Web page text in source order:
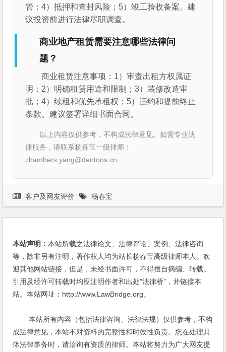
管；4）抵押和查封风险；5）竣工验收备案。建
议投资前进行法律尽职调查。
商业地产租赁需要注意哪些法律问
题？
商业租赁注意事项：1）审查出租方权属证
明；2）明确租赁用途和限制；3）装修改造审
批；4）续租和优先承租权；5）违约和提前终止
条款。建议签署详细书面合同。
以上内容仅供参考，不构成法律意见。如需专业法
律服务，请联系杨春宝一级律师：
chambers.yang@dentons.cn
客户及网友评价 杨春宝
本站声明：本站所载之法律论文、法律评论、案例、法律咨询
等，除非另有注明，著作权人均为站长杨春宝高级律师本人。欢
迎其他网站链接，但是，未经书面许可，不得擅自摘编、转载。
引用及经许可转载时均应注明作者和出处"法律桥"，并链接本
站。本站网址：http://www.LawBridge.org。
本站所有内容（包括法律咨询、法律法规）仅供参考，不构
成法律意见，本站不对资料的完整性和时效性负责。您在处理具
体法律事务时，请洽询有资质的律师。本站将努力为广大网友提